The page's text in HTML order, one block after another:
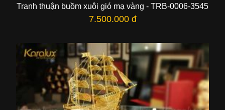
Tranh thuận buồm xuôi gió mạ vàng - TRB-0006-3545
7.500.000 đ